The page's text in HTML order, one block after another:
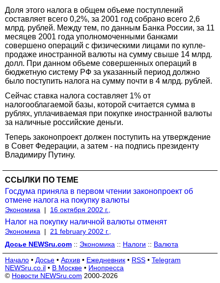
Доля этого налога в общем объеме поступлений
составляет всего 0,2%, за 2001 год собрано всего 2,6
млрд. рублей. Между тем, по данным Банка России, за 11
месяцев 2001 года уполномоченными банками
совершено операций с физическими лицами по купле-
продаже иностранной валюты на сумму свыше 14 млрд.
долл. При данном объеме совершенных операций в
бюджетную систему РФ за указанный период должно
было поступить налога на сумму почти в 4 млрд. рублей.
Сейчас ставка налога составляет 1% от
налогооблагаемой базы, которой считается сумма в
рублях, уплачиваемая при покупке иностранной валюты
за наличные российские деньги.
Теперь законопроект должен поступить на утверждение
в Совет Федерации, а затем - на подпись президенту
Владимиру Путину.
ССЫЛКИ ПО ТЕМЕ
Госдума приняла в первом чтении законопроект об
отмене налога на покупку валюты
Экономика | 16 октября 2002 г.,
Налог на покупку наличной валюты отменят
Экономика |
21 february 2002 г.,
Досье NEWSru.com :: Экономика :: Налоги :: Валюта
Начало • Досье • Архив • Ежедневник • RSS • Telegram
NEWSru.co.il • В Москве • Инопресса
© Новости NEWSru.com 2000-2026